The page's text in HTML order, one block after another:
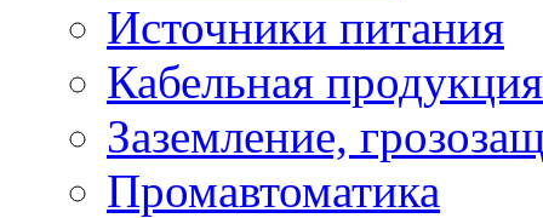
Источники питания
Кабельная продукция
Заземление,
Промавтоматика